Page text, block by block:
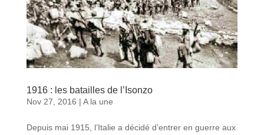
1916 : les batailles de l’Isonzo
Nov 27, 2016 | A la une
Depuis mai 1915, l’Italie a décidé d’entrer en guerre aux